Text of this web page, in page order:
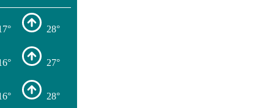
28°
27°
28°